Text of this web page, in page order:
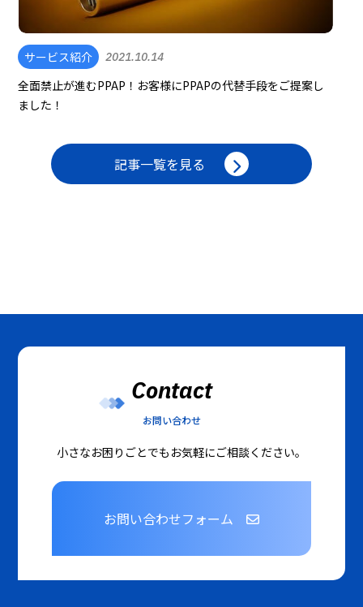
サービス紹介 2021.10.14
全面禁止が進むPPAP！お客様にPPAPの代替手段をご提案し
ました！
記事一覧を見る
Contact
お問い合わせ
小さなお困りごとでもお気軽にご相談ください。
お問い合わせフォーム